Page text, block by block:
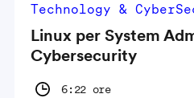
Technology &
Linux per System
Cybersecurity
6:22 ore